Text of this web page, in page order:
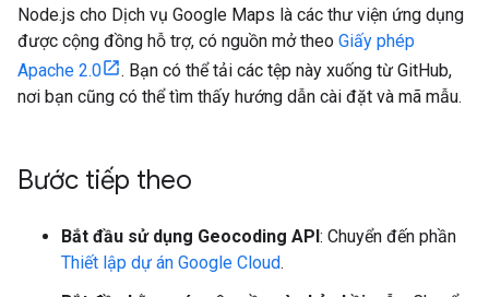
Node.js cho Dịch vụ Google Maps là các thư viện ứng dụng
được cộng đồng hỗ trợ, có nguồn mở theo Giấy phép
Apache 2.0
. Bạn có thể tải các tệp này xuống từ GitHub,
nơi bạn cũng có thể tìm thấy hướng dẫn cài đặt và mã mẫu.
Bước tiếp theo
Bắt đầu sử dụng Geocoding API: Chuyển đến phần
Thiết lập dự án Google Cloud.